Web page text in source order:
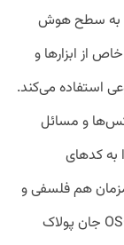
به سطح هوش
از ابزارها و
استفاده می‌کند.
و مسائل
به کدهای
هم فلسفی و
هم فنی است، که در پروژه‌هایی مانند پروژه OSCAR جان پولاک